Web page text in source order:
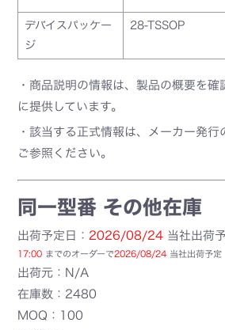
デバイスパッケー
ジ
28-TSSOP
・商品説明の情報は、製品の概要を確
に提供しています。
・該当する正式情報は、メーカー発行
ご参照ください。
同一型番 その他在庫
出荷予定日： 2026/08/24 当社出荷
17:00 までのオーダーで2026/08/24 当社出荷予定
出荷元：N/A
在庫数：2480
MOQ：100